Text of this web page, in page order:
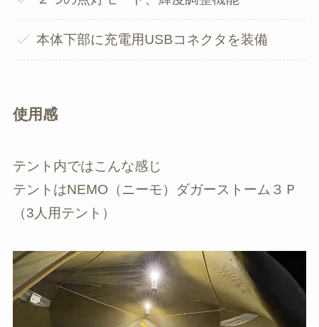
本体下部に充電用USBコネクタを装備
使用感
テント内ではこんな感じ
テントはNEMO（ニーモ）ダガーストーム３Ｐ
（3人用テント）